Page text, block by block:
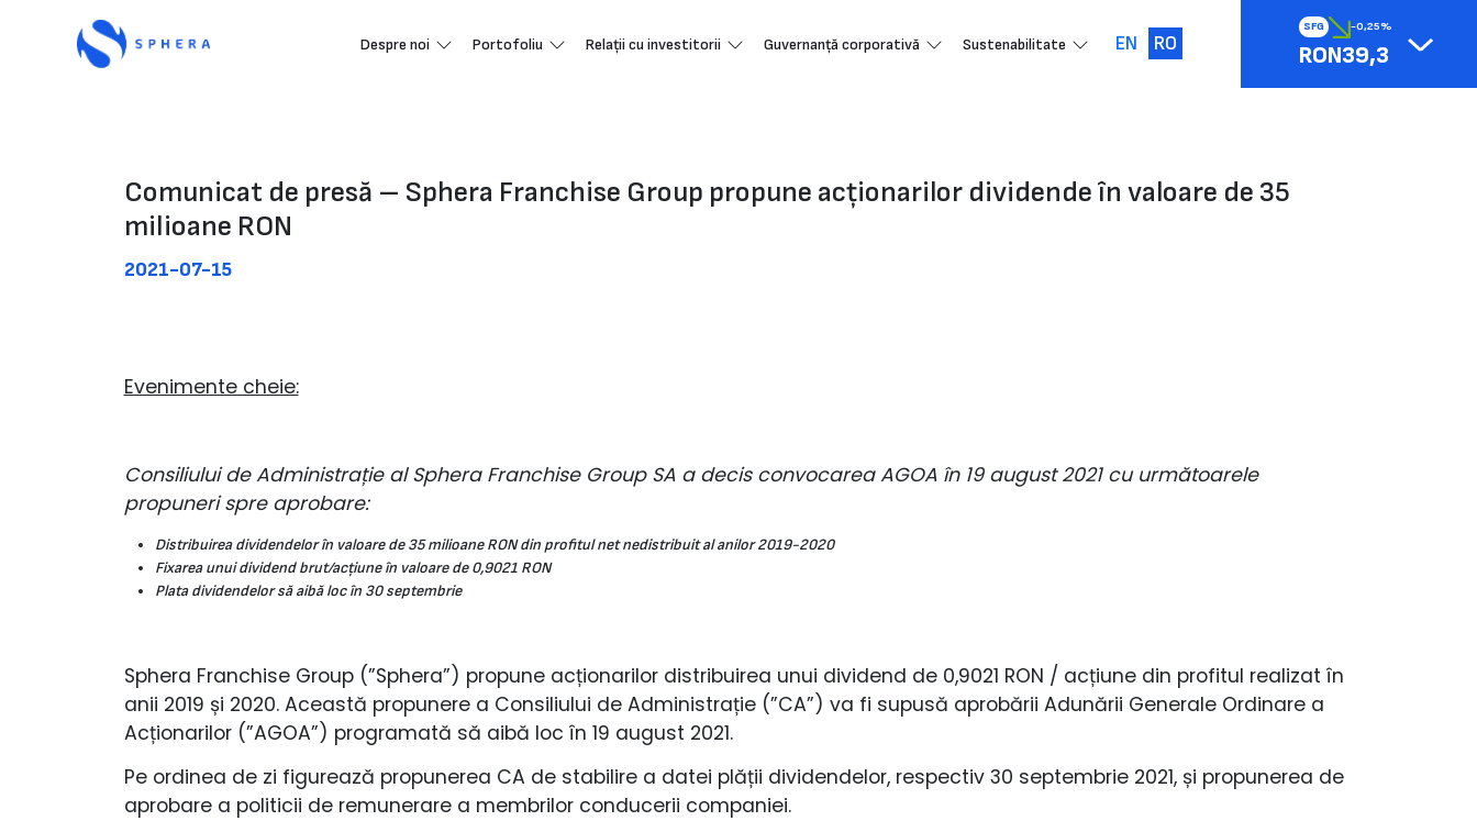
SFG -0,25%
RON39,3
Despre noi Portofoliu Relații cu investitorii Guvernanță corporativă Sustenabilitate EN RO
Comunicat de presă – Sphera Franchise Group propune acționarilor dividende în valoare de 35
milioane RON
2021-07-15
Evenimente cheie:
Consiliului de Administrație al Sphera Franchise Group SA a decis convocarea AGOA în 19 august 2021 cu următoarele
propuneri spre aprobare:
Distribuirea dividendelor în valoare de 35 milioane RON din profitul net nedistribuit al anilor 2019-2020
Fixarea unui dividend brut/acțiune în valoare de 0,9021 RON
Plata dividendelor să aibă loc în 30 septembrie
Sphera Franchise Group (”Sphera”) propune acționarilor distribuirea unui dividend de 0,9021 RON / acțiune din profitul realizat în
anii 2019 și 2020. Această propunere a Consiliului de Administrație (”CA”) va fi supusă aprobării Adunării Generale Ordinare a
Acționarilor (”AGOA”) programată să aibă loc în 19 august 2021.
Pe ordinea de zi figurează propunerea CA de stabilire a datei plății dividendelor, respectiv 30 septembrie 2021, și propunerea de
aprobare a politicii de remunerare a membrilor conducerii companiei.